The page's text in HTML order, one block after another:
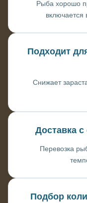
Рыба хорошо
включается
Подходит
Снижает
Доставка
Перевозка
Подбор